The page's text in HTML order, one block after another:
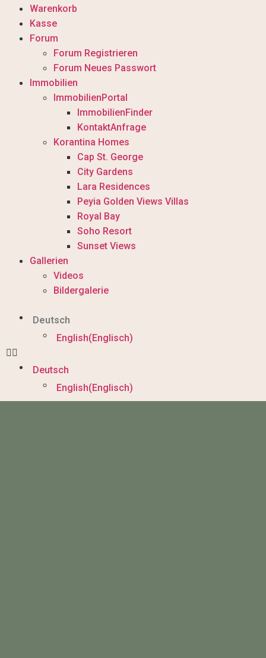
Warenkorb
Kasse
Forum
Forum Registrieren
Forum Neues Passwort
Immobilien
ImmobilienPortal
ImmobilienFinder
KontaktAnfrage
Korantina Homes
Cap St. George
City Gardens
Lara Residences
Peyia Golden Views Villas
Royal Bay
Soho Resort
Sunset Views
Gallerien
Videos
Bildergalerie
Deutsch
English(Englisch)
Deutsch
English(Englisch)